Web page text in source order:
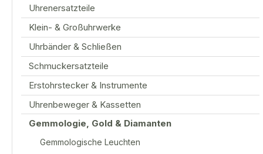
Uhrenersatzteile
Klein- & Großuhrwerke
Uhrbänder & Schließen
Schmuckersatzteile
Erstohrstecker & Instrumente
Uhrenbeweger & Kassetten
Gemmologie, Gold & Diamanten
Gemmologische Leuchten